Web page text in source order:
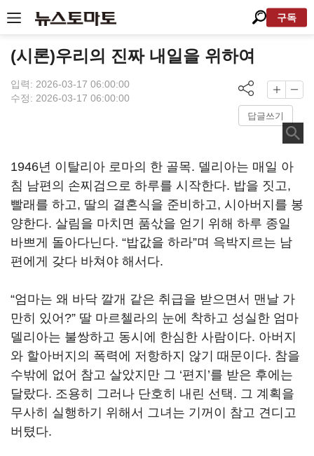
구독
(시론)우리의 진짜 내일을 위하여
입력: 2026-03-17 06:00:00
수정: 2026-03-17 06:00:00
답글쓰기
1946년 이탈리아 로마의 한 골목. 델리아는 매일 아
침 남편의 손찌검으로 하루를 시작한다. 밥을 짓고,
빨래를 하고, 딸의 결혼식을 준비하고, 시아버지를 봉
양한다. 살림을 마치면 품삯을 얻기 위해 하루 종일
바쁘게 돌아다닌다. “밥값을 하라”며 윽박지르는 남
편에게 갖다 바쳐야 해서다.
“엄마는 왜 바닥 깔개 같은 취급을 받으면서 맨날 가
만히 있어?” 딸 마르첼라의 눈에 착하고 성실한 엄마
델리아는 불쌍하고 동시에 한심한 사람이다. 아버지
와 할아버지의 폭력에 저항하지 않기 때문이다. 참을
수밖에 없어 참고 살았지만 그 ‘편지’를 받은 후에는
달랐다. 조용히 그러나 단호히 내린 선택. 그 계획을
무사히 실행하기 위해서 그녀는 기꺼이 참고 견디고
버텼다.